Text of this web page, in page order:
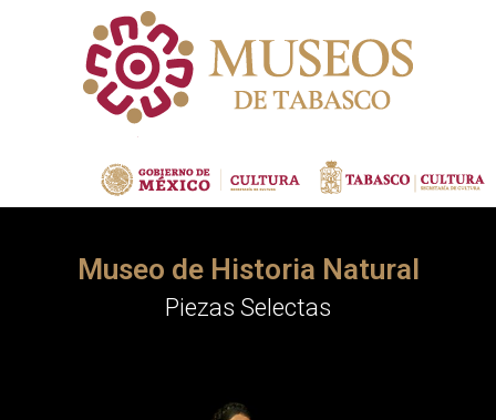
Museo de Historia Natural
Piezas Selectas